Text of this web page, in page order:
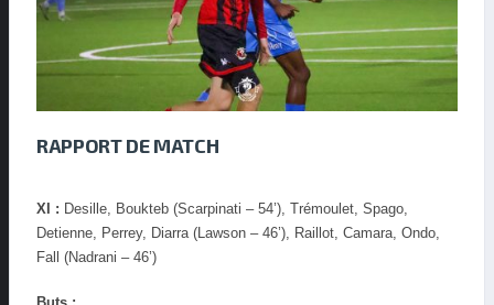
RAPPORT DE MATCH
XI : Desille, Boukteb (Scarpinati – 54’), Trémoulet, Spago,
Detienne, Perrey, Diarra (Lawson – 46’), Raillot, Camara, Ondo,
Fall (Nadrani – 46’)